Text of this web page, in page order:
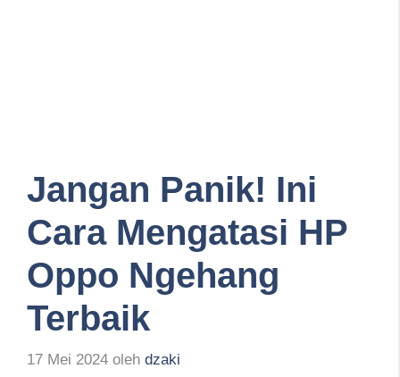
Jangan Panik! Ini
Cara Mengatasi HP
Oppo Ngehang
Terbaik
17 Mei 2024 oleh dzaki